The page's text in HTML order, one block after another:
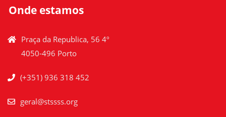
Onde estamos
Praça da Republica, 56 4º
4050-496 Porto
(+351) 936 318 452
geral@stssss.org